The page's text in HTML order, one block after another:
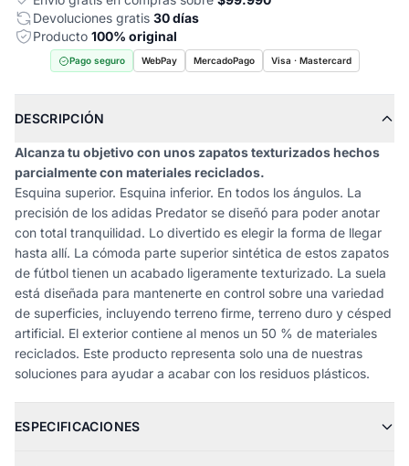
Devoluciones gratis 30 días
Producto 100% original
Pago seguro WebPay MercadoPago Visa · Mastercard
DESCRIPCIÓN
Alcanza tu objetivo con unos zapatos texturizados hechos
parcialmente con materiales reciclados.
Esquina superior. Esquina inferior. En todos los ángulos. La
precisión de los adidas Predator se diseñó para poder anotar
con total tranquilidad. Lo divertido es elegir la forma de llegar
hasta allí. La cómoda parte superior sintética de estos zapatos
de fútbol tienen un acabado ligeramente texturizado. La suela
está diseñada para mantenerte en control sobre una variedad
de superficies, incluyendo terreno firme, terreno duro y césped
artificial. El exterior contiene al menos un 50 % de materiales
reciclados. Este producto representa solo una de nuestras
soluciones para ayudar a acabar con los residuos plásticos.
ESPECIFICACIONES